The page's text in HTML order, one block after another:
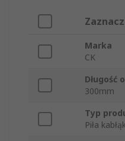
Marka
CK
Długość
300mm
Typ
Piła